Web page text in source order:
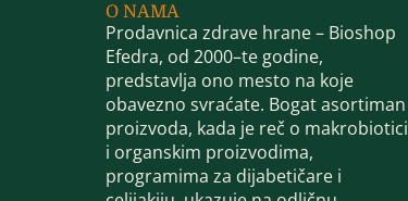
O NAMA
Prodavnica zdrave hrane – Bioshop
Efedra, od 2000–te godine,
predstavlja ono mesto na koje
obavezno svraćate. Bogat asortiman
proizvoda, kada je reč o makrobiotici
i organskim proizvodima,
programima za dijabetičare i